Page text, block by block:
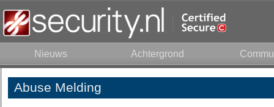
Nieuws Achtergrond
Abuse Melding